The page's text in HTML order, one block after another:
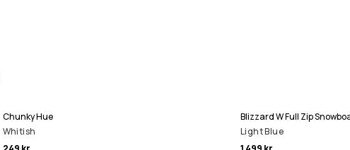
Chunky Hue
Whitish
Blizzard W Full Zip
Light Blue